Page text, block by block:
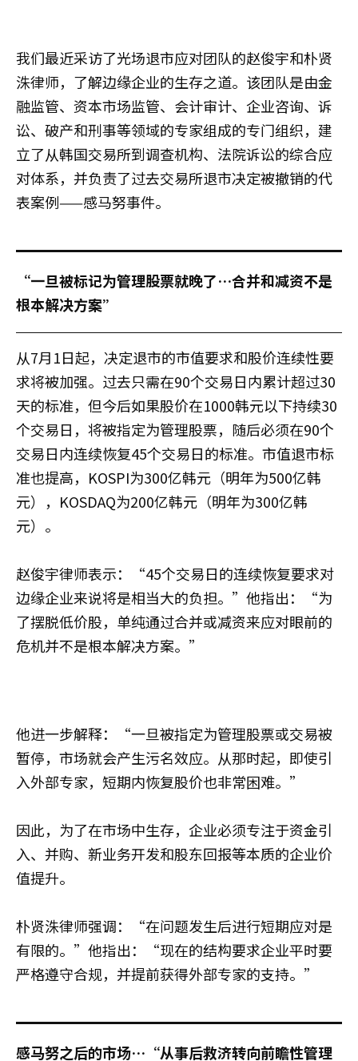
我们最近采访了光场退市应对团队的赵俊宇和朴贤
洙律师，了解边缘企业的生存之道。该团队是由金
融监管、资本市场监管、会计审计、企业咨询、诉
讼、破产和刑事等领域的专家组成的专门组织，建
立了从韩国交易所到调查机构、法院诉讼的综合应
对体系，并负责了过去交易所退市决定被撤销的代
表案例——感马努事件。
“一旦被标记为管理股票就晚了…合并和减资不是
根本解决方案”
从7月1日起，决定退市的市值要求和股价连续性要
求将被加强。过去只需在90个交易日内累计超过30
天的标准，但今后如果股价在1000韩元以下持续30
个交易日，将被指定为管理股票，随后必须在90个
交易日内连续恢复45个交易日的标准。市值退市标
准也提高，KOSPI为300亿韩元（明年为500亿韩
元），KOSDAQ为200亿韩元（明年为300亿韩
元）。
赵俊宇律师表示：“45个交易日的连续恢复要求对
边缘企业来说将是相当大的负担。”他指出：“为
了摆脱低价股，单纯通过合并或减资来应对眼前的
危机并不是根本解决方案。”
他进一步解释：“一旦被指定为管理股票或交易被
暂停，市场就会产生污名效应。从那时起，即使引
入外部专家，短期内恢复股价也非常困难。”
因此，为了在市场中生存，企业必须专注于资金引
入、并购、新业务开发和股东回报等本质的企业价
值提升。
朴贤洙律师强调：“在问题发生后进行短期应对是
有限的。”他指出：“现在的结构要求企业平时要
严格遵守合规，并提前获得外部专家的支持。”
感马努之后的市场…“从事后救济转向前瞻性管理